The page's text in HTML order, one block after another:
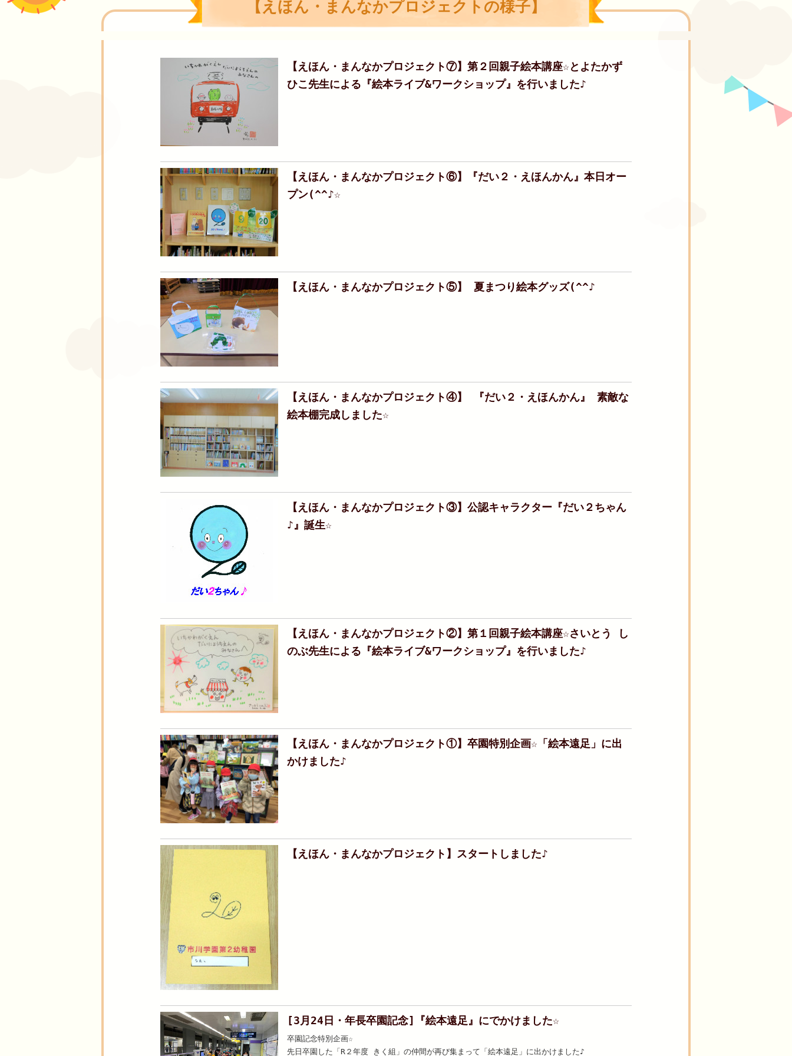
【えほん・まんなかプロジェクトの様子】
【えほん・まんなかプロジェクト⑦】第２回親子絵本講座☆とよたかず
ひこ先生による『絵本ライブ&ワークショップ』を行いました♪
【えほん・まんなかプロジェクト⑥】『だい２・えほんかん』本日オー
プン(^^♪☆
【えほん・まんなかプロジェクト⑤】 夏まつり絵本グッズ(^^♪
【えほん・まんなかプロジェクト④】 『だい２・えほんかん』 素敵な
絵本棚完成しました☆
【えほん・まんなかプロジェクト③】公認キャラクター『だい２ちゃん
♪』誕生☆
【えほん・まんなかプロジェクト②】第１回親子絵本講座☆さいとう し
のぶ先生による『絵本ライブ&ワークショップ』を行いました♪
【えほん・まんなかプロジェクト①】卒園特別企画☆「絵本遠足」に出
かけました♪
【えほん・まんなかプロジェクト】スタートしました♪
[3月24日・年長卒園記念]『絵本遠足』にでかけました☆
卒園記念特別企画☆
先日卒園した「R２年度 きく組」の仲間が再び集まって「絵本遠足」に出かけました♪